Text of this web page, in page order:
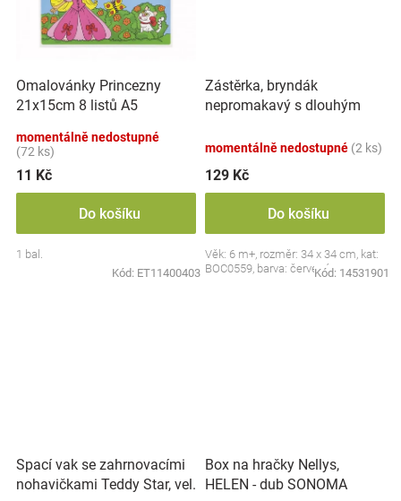
Omalovánky Princezny
21x15cm 8 listů A5
momentálně nedostupné
(72 ks)
11 Kč
Do košíku
1 bal.
Kód: ET11400403
Zástěrka, bryndák
nepromakavý s dlouhým
momentálně nedostupné (2 ks)
129 Kč
Do košíku
Věk: 6 m+, rozměr: 34 x 34 cm, kat:
BOC0559, barva: červená
Kód: 14531901
Spací vak se zahrnovacími
nohavičkami Teddy Star, vel.
Box na hračky Nellys,
HELEN - dub SONOMA